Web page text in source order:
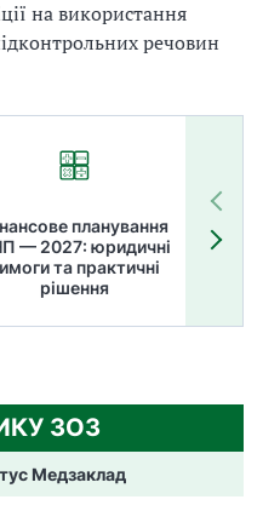
на використання
речовин
планування
— 2027: юридичні
та практичні
рішення
ЗОЗ
Медзаклад